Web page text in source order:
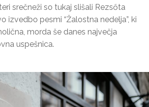
srečneži so tukaj slišali Rezsőta
izvedbo pesmi “Žalostna nedelja”, ki
morda še danes največja
uspešnica.